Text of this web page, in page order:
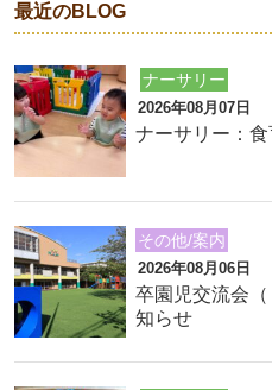
最近のBLOG
ナーサリー
2026年08月07日
ナーサリー：食
その他/案内
2026年08月06日
卒園児交流会
知らせ